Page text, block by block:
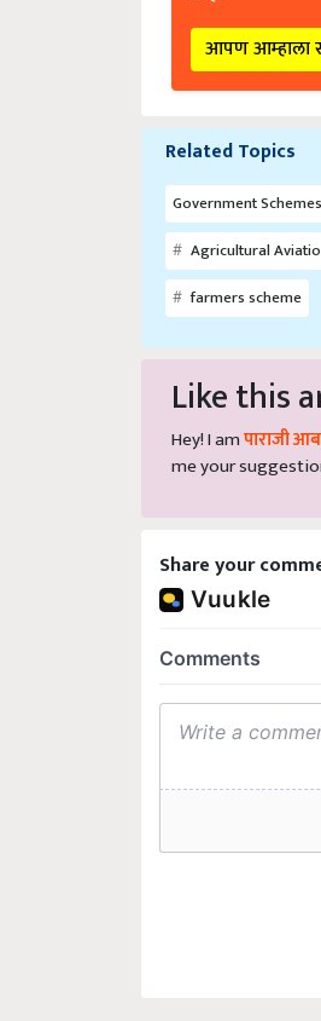
आपण आम्हाला
Related Topics
Government
Agricultural
farmers scheme
Like this
Hey! I am पाराजी
me your
Share your